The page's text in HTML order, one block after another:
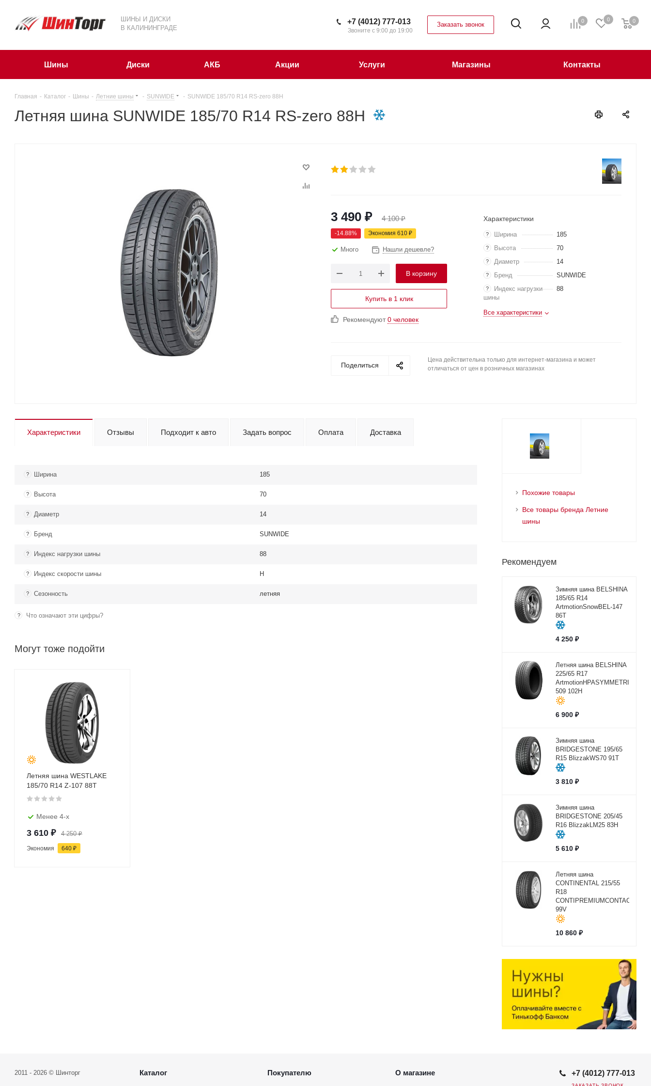
ШИНЫ И ДИСКИ
В КАЛИНИНГРАДЕ
0 0 0
+7 (4012) 777-013
Звоните с 9:00 до 19:00
Заказать звонок
Шины Диски АКБ Акции Услуги Магазины Контакты
Главная - Каталог - Шины - Летние шины - SUNWIDE - SUNWIDE 185/70 R14 RS-zero 88H
Летняя шина SUNWIDE 185/70 R14 RS-zero 88H
3 490 ₽ 4 100₽
-14.88% Экономия 610 ₽
Много Нашли дешевле?
В корзину
Купить в 1 клик
Рекомендуют0 человек
Характеристики
? Ширина 185
? Высота 70
? Диаметр 14
? Бренд SUNWIDE
?
Индекс нагрузки
шины
88
Все характеристики
Поделиться
Цена действительна только для интернет-магазина и может
отличаться от цен в розничных магазинах
Характеристики Отзывы Подходит к авто Задать вопрос Оплата Доставка
? Ширина 185
? Высота 70
? Диаметр 14
? Бренд SUNWIDE
? Индекс нагрузки шины 88
? Индекс скорости шины H
? Сезонность летняя
? Что означают эти цифры?
Могут тоже подойти
Летняя шина WESTLAKE
185/70 R14 Z-107 88T
Менее 4-х
3 610 ₽ 4 250₽
Экономия 640 ₽
Похожие товары
Все товары бренда Летние
шины
Рекомендуем
Зимняя шина BELSHINA
185/65 R14
ArtmotionSnowBEL-147
86T
4 250₽
Летняя шина BELSHINA
225/65 R17
ArtmotionHPASYMMETRICBEL-
509 102H
6 900₽
Зимняя шина
BRIDGESTONE 195/65
R15 BlizzakWS70 91T
3 810₽
Зимняя шина
BRIDGESTONE 205/45
R16 BlizzakLM25 83H
5 610₽
Летняя шина
CONTINENTAL 215/55
R18
CONTIPREMIUMCONTACT2
99V
10 860₽
2011 - 2026 © Шинторг Каталог Покупателю О магазине +7 (4012) 777-013